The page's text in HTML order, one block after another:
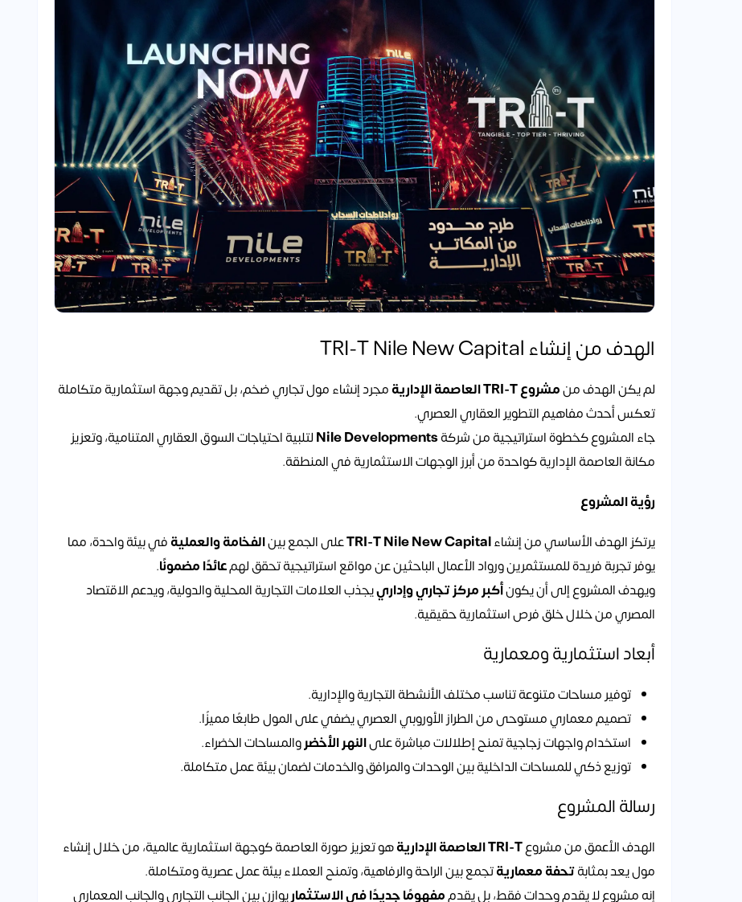
الهدف من إنشاء TRI-T Nile New Capital
لم يكن الهدف منمشروع TRI-T العاصمة الإدارية
مجرد إنشاء مول تجاري ضخم، بل تقديم وجهة استثمارية متكاملة
تعكس أحدث مفاهيم التطوير العقاري العصري.
جاء المشروع كخطوة استراتيجية من شركةNile Developmentsلتلبية احتياجات السوق العقاري المتنامية، وتعزيز
مكانة العاصمة الإدارية كواحدة من أبرز الوجهات الاستثمارية في المنطقة.
رؤية المشروع
يرتكز الهدف الأساسي من إنشاءTRI-T Nile New Capitalعلى الجمع بينالفخامة والعمليةفي بيئة واحدة، مما
يوفر تجربة فريدة للمستثمرين ورواد الأعمال الباحثين عن مواقع استراتيجية تحقق لهمعائدًا مضمونًا.
ويهدف المشروع إلى أن يكونأكبر مركز تجاري وإدارييجذب العلامات التجارية المحلية والدولية، ويدعم الاقتصاد
المصري من خلال خلق فرص استثمارية حقيقية.
أبعاد استثمارية ومعمارية
توفير مساحات متنوعة تناسب مختلف الأنشطة التجارية والإدارية.
تصميم معماري مستوحى من الطراز الأوروبي العصري يضفي على المول طابعًا مميزًا.
استخدام واجهات زجاجية تمنح إطلالات مباشرة علىالنهر الأخضروالمساحات الخضراء.
توزيع ذكي للمساحات الداخلية بين الوحدات والمرافق والخدمات لضمان بيئة عمل متكاملة.
رسالة المشروع
الهدف الأعمق من مشروعTRI-T العاصمة الإدارية
هو تعزيز صورة العاصمة كوجهة استثمارية عالمية، من خلال إنشاء
مول يعد بمثابةتحفة معماريةتجمع بين الراحة والرفاهية، وتمنح العملاء بيئة عمل عصرية ومتكاملة.
إنه مشروع لا يقدم وحدات فقط، بل يقدممفهومًا جديدًا في الاستثماريوازن بين الجانب التجاري والجانب المعماري